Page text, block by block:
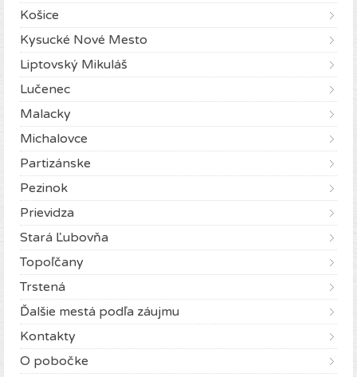
Košice
Kysucké Nové Mesto
Liptovský Mikuláš
Lučenec
Malacky
Michalovce
Partizánske
Pezinok
Prievidza
Stará Ľubovňa
Topoľčany
Trstená
Ďalšie mestá podľa záujmu
Kontakty
O pobočke